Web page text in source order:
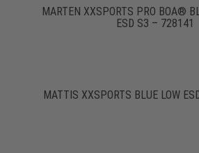
MARTEN XXSPORTS PRO BOA®
ESD S3 – 728141
MATTIS XXSPORTS BLUE LOW